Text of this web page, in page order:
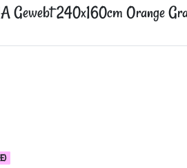
Gewebt 240x160cm Orange